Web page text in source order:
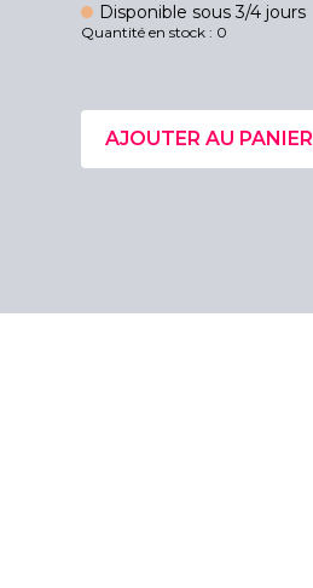
Disponible sous 3/4 jours
Quantité en stock : 0
AJOUTER AU PANIER